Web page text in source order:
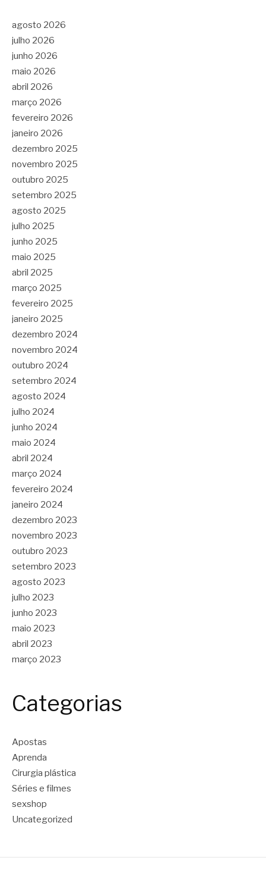
agosto 2026
julho 2026
junho 2026
maio 2026
abril 2026
março 2026
fevereiro 2026
janeiro 2026
dezembro 2025
novembro 2025
outubro 2025
setembro 2025
agosto 2025
julho 2025
junho 2025
maio 2025
abril 2025
março 2025
fevereiro 2025
janeiro 2025
dezembro 2024
novembro 2024
outubro 2024
setembro 2024
agosto 2024
julho 2024
junho 2024
maio 2024
abril 2024
março 2024
fevereiro 2024
janeiro 2024
dezembro 2023
novembro 2023
outubro 2023
setembro 2023
agosto 2023
julho 2023
junho 2023
maio 2023
abril 2023
março 2023
Categorias
Apostas
Aprenda
Cirurgia plástica
Séries e filmes
sexshop
Uncategorized